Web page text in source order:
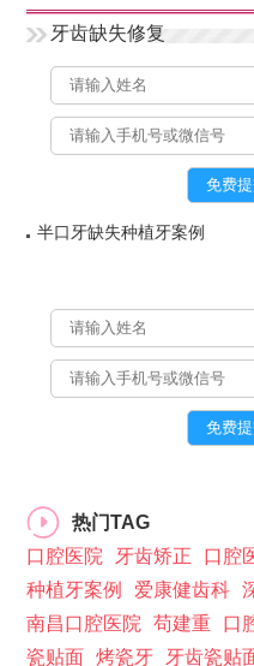
牙齿缺失修复
半口牙缺失种植牙案例
热门TAG
口腔医院
牙齿矫正 口腔
种植牙案例
爱康健齿科
南昌口腔医院
苟建重 口
瓷贴面
烤瓷牙 牙齿瓷贴